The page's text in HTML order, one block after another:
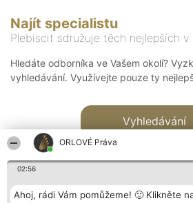
ORLOVÉ Práva
02:56
Ahoj, rádi Vám pomůžeme! 🙂 Klikněte
Najít specialistu
Plebiscit sdružuje těch nejlepších v
Hledáte odborníka ve Vašem okolí?
vyhledávání. Využívejte pouze ty
Vyhledávání